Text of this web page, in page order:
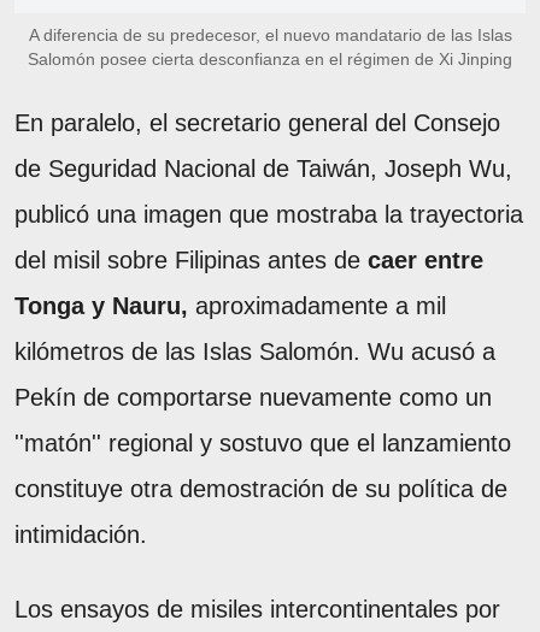
A diferencia de su predecesor, el nuevo mandatario de las Islas
Salomón posee cierta desconfianza en el régimen de Xi Jinping
En paralelo, el secretario general del Consejo
de Seguridad Nacional de Taiwán, Joseph Wu,
publicó una imagen que mostraba la trayectoria
del misil sobre Filipinas antes de caer entre
Tonga y Nauru, aproximadamente a mil
kilómetros de las Islas Salomón. Wu acusó a
Pekín de comportarse nuevamente como un
''matón'' regional y sostuvo que el lanzamiento
constituye otra demostración de su política de
intimidación.
Los ensayos de misiles intercontinentales por